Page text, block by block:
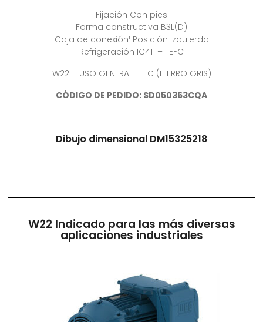
Fijación Con pies
Forma constructiva B3L(D)
Caja de conexión¹ Posición izquierda
Refrigeración IC411 – TEFC
W22 – USO GENERAL TEFC (HIERRO GRIS)
CÓDIGO DE PEDIDO: SD050363CQA
Dibujo dimensional DM15325218
W22 Indicado para las más diversas
aplicaciones industriales